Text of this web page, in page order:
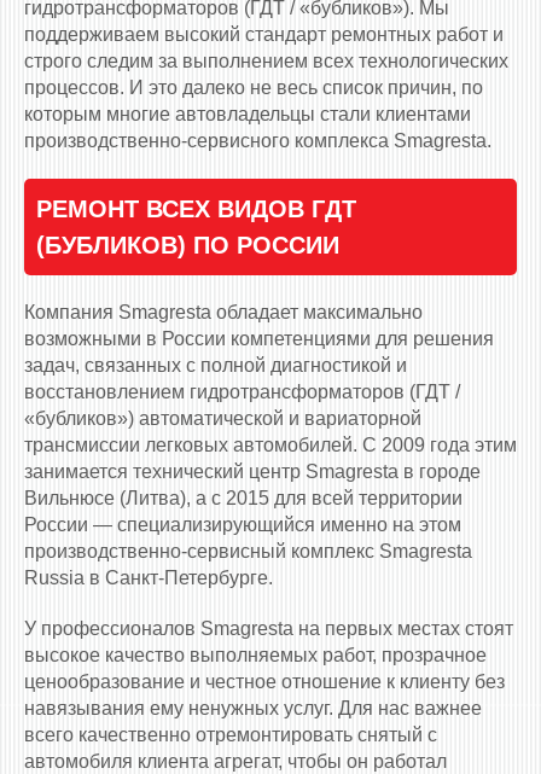
гидротрансформаторов (ГДТ / «бубликов»). Мы
поддерживаем высокий стандарт ремонтных работ и
строго следим за выполнением всех технологических
процессов. И это далеко не весь список причин, по
которым многие автовладельцы стали клиентами
производственно-сервисного комплекса Smagresta.
РЕМОНТ ВСЕХ ВИДОВ ГДТ
(БУБЛИКОВ) ПО РОССИИ
Компания Smagresta обладает максимально
возможными в России компетенциями для решения
задач, связанных с полной диагностикой и
восстановлением гидротрансформаторов (ГДТ /
«бубликов») автоматической и вариаторной
трансмиссии легковых автомобилей. С 2009 года этим
занимается технический центр Smagresta в городе
Вильнюсе (Литва), а с 2015 для всей территории
России — специализирующийся именно на этом
производственно-сервисный комплекс Smagresta
Russia в Санкт-Петербурге.
У профессионалов Smagresta на первых местах стоят
высокое качество выполняемых работ, прозрачное
ценообразование и честное отношение к клиенту без
навязывания ему ненужных услуг. Для нас важнее
всего качественно отремонтировать снятый с
автомобиля клиента агрегат, чтобы он работал